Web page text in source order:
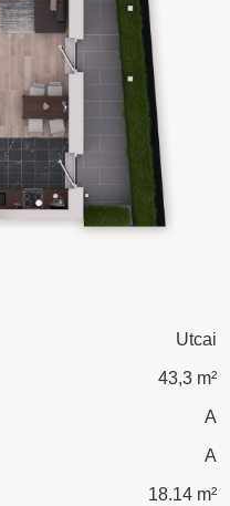
Utcai
43,3 m²
A
A
18.14 m²